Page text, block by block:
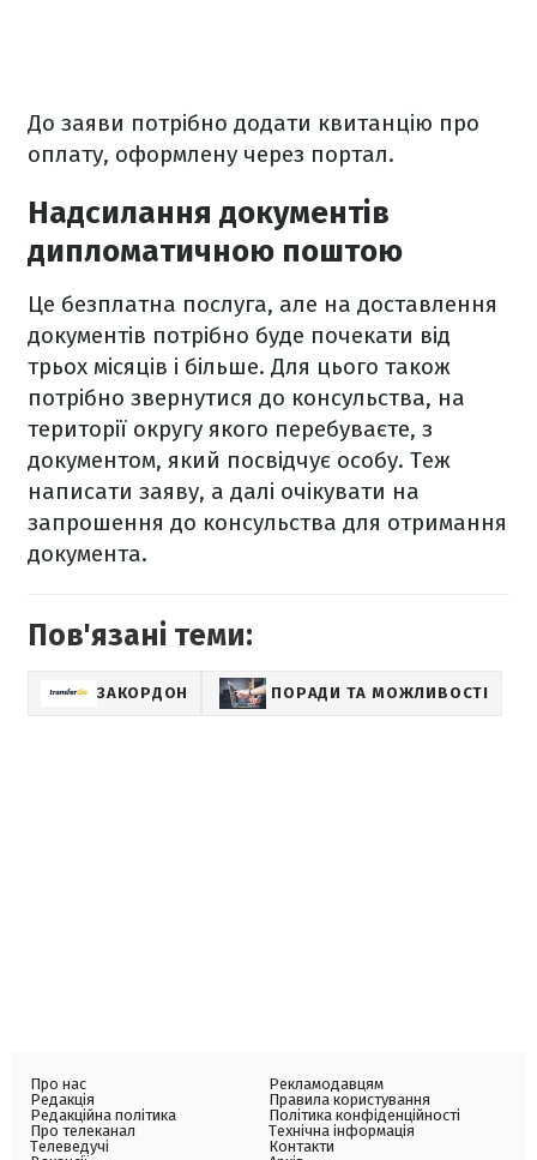
До заяви потрібно додати квитанцію про
оплату, оформлену через портал.
Надсилання документів
дипломатичною поштою
Це безплатна послуга, але на доставлення
документів потрібно буде почекати від
трьох місяців і більше. Для цього також
потрібно звернутися до консульства, на
території округу якого перебуваєте, з
документом, який посвідчує особу. Теж
написати заяву, а далі очікувати на
запрошення до консульства для отримання
документа.
Пов'язані теми:
ЗАКОРДОН ПОРАДИ ТА МОЖЛИВОСТІ
Про нас
Редакція
Редакційна політика
Про телеканал
Телеведучі
Рекламодавцям
Правила користування
Політика конфіденційності
Технічна інформація
Контакти